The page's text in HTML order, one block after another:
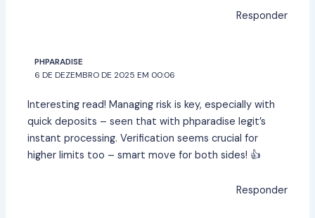
Responder
PHPARADISE
6 DE DEZEMBRO DE 2025 EM 00:06
Interesting read! Managing risk is key, especially with
quick deposits – seen that withphparadise legit’s
instant processing. Verification seems crucial for
higher limits too – smart move for both sides! 👍
Responder